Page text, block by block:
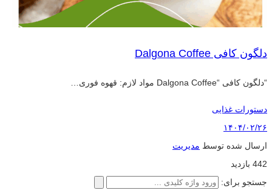
دلگون کافی Dalgona Coffee
“دلگون کافی “Dalgona Coffee مواد لازم: قهوه فوری…
دستورات غذایی
۱۴۰۴/۰۲/۲۶
ارسال شده توسط مدیریت
442 بازدید
جستجو برای: